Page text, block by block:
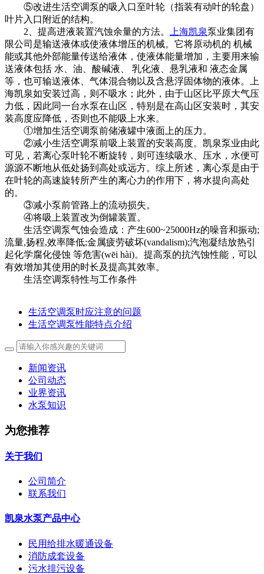
⑤改进生活空调泵的吸入口至叶轮（指装有动叶的轮盘）
叶片入口附近的结构。
2、提高进液装置汽蚀余量的方法。
上海凯泉泵业集团有
限公司是输送液体或使液体增压的机械。它将原动机的 机械
能或其他外部能量传送给液体，使液体能量增加，主要用来输
送液体包括 水、油、酸碱液、 乳化液、悬乳液和 液态金属
等，也可输送液体、气体混合物以及含悬浮固体物的液体。上
海凯泉如安装过高，则不吸水；此外，由于山区比平原大气压
力低，因此同一台水泵在山区，特别是在高山区安装时，其安
装高度应降低，否则也不能吸上水来。
①增加生活空调泵前储液罐中液面上的压力。
②减小生活空调泵前吸上装置的安装高度。凯泉泵业由此
可见，若离心泵叶轮不断旋转，则可连续吸水、压水，水便可
源源不断地从低处扬到高处或远方。综上所述，离心泵是由于
在叶轮的高速旋转所产生的离心力的作用下，将水提向高处
的。
③减小泵前管路上的流动损失。
④将吸上装置改为倒罐装置。
生活空调泵气蚀会造成：产生600~25000Hz的噪音和振动;
流量,扬程,效率降低;金属疲劳破坏(vandalism);汽泡凝结放热引
起化学腐化侵蚀 等危害(wēi hài)。提高泵的抗汽蚀性能，可以
有效增加其使用的时长及提高其效率。
生活空调泵特性与工作条件
生活空调泵时应注意的问题
生活空调泵性能特点介绍
新闻资讯
公司动态
业界资讯
水泵知识
为您推荐
关于我们
公司简介
联系我们
凯泉水泵产品中心
民用给排水暖通设备
消防成套设备
污水排污设备